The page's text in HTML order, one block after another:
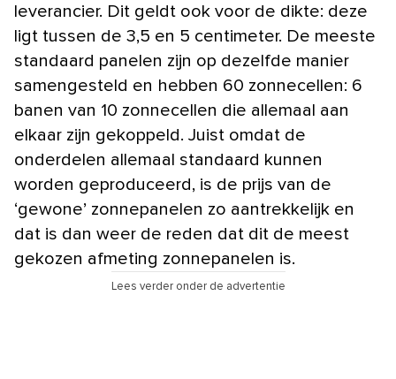
leverancier. Dit geldt ook voor de dikte: deze
ligt tussen de 3,5 en 5 centimeter. De meeste
standaard panelen zijn op dezelfde manier
samengesteld en hebben 60 zonnecellen: 6
banen van 10 zonnecellen die allemaal aan
elkaar zijn gekoppeld. Juist omdat de
onderdelen allemaal standaard kunnen
worden geproduceerd, is de prijs van de
‘gewone’ zonnepanelen zo aantrekkelijk en
dat is dan weer de reden dat dit de meest
gekozen afmeting zonnepanelen is.
Lees verder onder de advertentie